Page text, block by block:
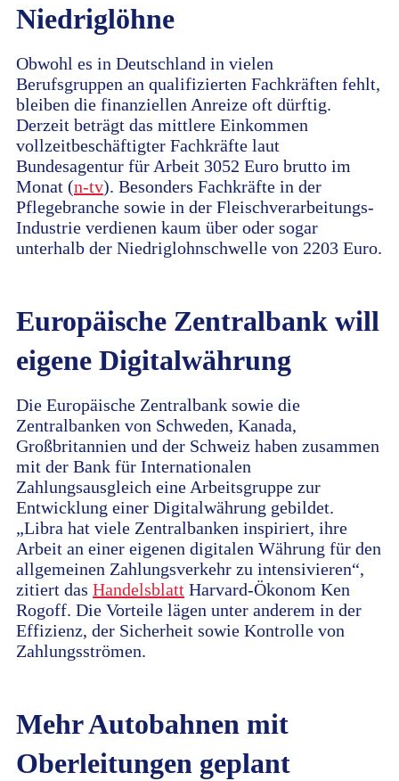
Niedriglöhne
Obwohl es in Deutschland in vielen
Berufsgruppen an qualifizierten Fachkräften fehlt,
bleiben die finanziellen Anreize oft dürftig.
Derzeit beträgt das mittlere Einkommen
vollzeitbeschäftigter Fachkräfte laut
Bundesagentur für Arbeit 3052 Euro brutto im
Monat (n-tv). Besonders Fachkräfte in der
Pflegebranche sowie in der Fleischverarbeitungs-
Industrie verdienen kaum über oder sogar
unterhalb der Niedriglohnschwelle von 2203 Euro.
Europäische Zentralbank will
eigene Digitalwährung
Die Europäische Zentralbank sowie die
Zentralbanken von Schweden, Kanada,
Großbritannien und der Schweiz haben zusammen
mit der Bank für Internationalen
Zahlungsausgleich eine Arbeitsgruppe zur
Entwicklung einer Digitalwährung gebildet.
„Libra hat viele Zentralbanken inspiriert, ihre
Arbeit an einer eigenen digitalen Währung für den
allgemeinen Zahlungsverkehr zu intensivieren“,
zitiert das Handelsblatt Harvard-Ökonom Ken
Rogoff. Die Vorteile lägen unter anderem in der
Effizienz, der Sicherheit sowie Kontrolle von
Zahlungsströmen.
Mehr Autobahnen mit
Oberleitungen geplant